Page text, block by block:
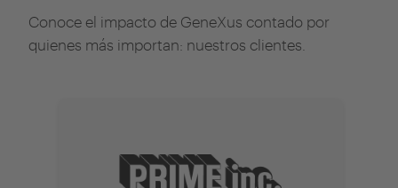
Conoce el impacto de GeneXus contado por
quienes más importan: nuestros clientes.